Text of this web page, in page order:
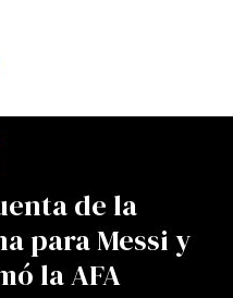
de la
para Messi y
la AFA